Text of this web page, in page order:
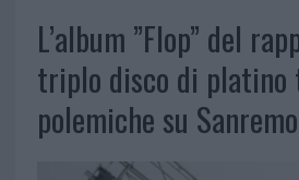
L’album ”Flop” del
triplo disco di platino
polemiche su Sanremo